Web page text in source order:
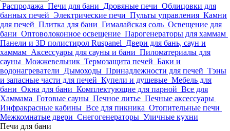
Распродажа Печи для бани Дровяные печи Облицовки для
банных печей Электрические печи Пульты управления Камни
для печей Плитка для бани Гималайская соль Освещение для
бани Оптоволоконное освещение Парогенераторы для хаммам
Панели и 3D полистирол Ruspanel Двери для бань, саун и
хаммам Аксессуары для сауны и бани Пиломатериалы для
сауны Можжевельник Термозащита печей Баки и
водонагреватели Дымоходы Принадлежности для печей Тэны
и запасные части для печей Купели и душевые Мебель для
бани Окна для бани Комплектующие для парной Все для
Хаммама Готовые сауны Печное литье Печные аксессуары
Инфракрасные кабины Все для пикника Отопительные печи
Межкомнатые двери Снегогенераторы Уличные кухни
Печи для бани